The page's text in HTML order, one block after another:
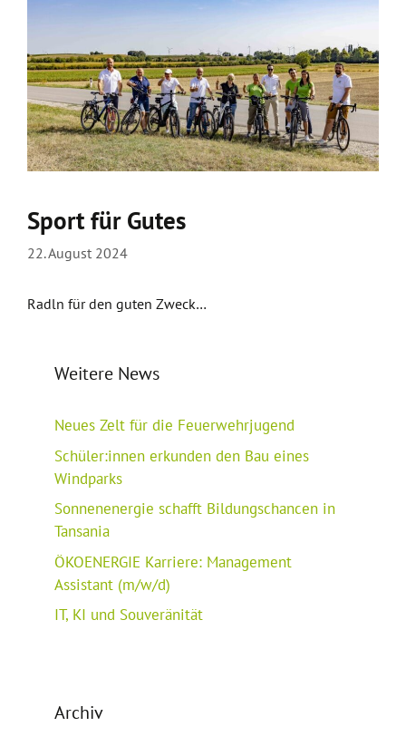
Sport für Gutes
22. August 2024
Radln für den guten Zweck…
Weitere News
Neues Zelt für die Feuerwehrjugend
Schüler:innen erkunden den Bau eines
Windparks
Sonnenenergie schafft Bildungschancen in
Tansania
ÖKOENERGIE Karriere: Management
Assistant (m/w/d)
IT, KI und Souveränität
Archiv